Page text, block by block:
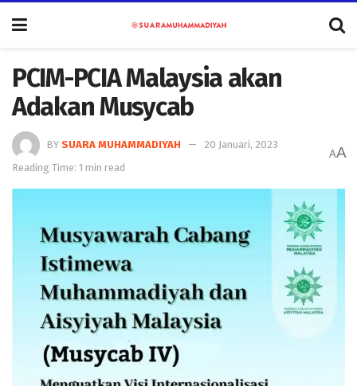
PCIM-PCIA Malaysia akan
Adakan Musycab
BY SUARA MUHAMMADIYAH
20 Januari, 2023
Reading Time: 1 min read
AA